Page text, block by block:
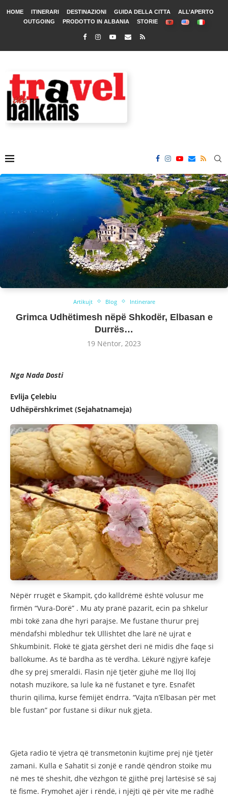
HOME ITINERARI DESTINAZIONI GUIDA DELLA CITTA
ALL’APERTO
OUTGOING
PRODOTTO IN ALBANIA STORIE
Artikujt Blog Intinerare
Grimca Udhëtimesh nëpë Shkodër, Elbasan e
Durrës…
19 Nëntor, 2023
Nga Nada Dosti
Evlija Çelebiu
Udhëpërshkrimet (Sejahatnameja)
Nëpër rrugët e Skampit, çdo kalldrëmë është volusur me
firmën “Vura-Dorë” . Mu aty pranë pazarit, ecin pa shkelur
mbi tokë zana dhe hyri parajse. Me fustane thurur prej
mëndafshi mbledhur tek Ullishtet dhe larë në ujrat e
Shkumbinit. Flokë të gjata gërshet deri në midis dhe faqe si
ballokume. As të bardha as të verdha. Lëkurë ngjyrë kafeje
dhe sy prej smeraldi. Flasin një tjetër gjuhë me lloj lloj
notash muzikore, sa lule ka në fustanet e tyre. Esnafët
thurin qilima, kurse fëmijët ëndrra. “Vajta n’Elbasan për met
ble fustan” por fustane si dikur nuk gjeta.
Gjeta radio të vjetra që transmetonin kujtime prej një tjetër
zamani. Kulla e Sahatit si zonjë e randë qëndron stoike mu
në mes të sheshit, dhe vëzhgon të gjithë prej lartësisë së saj
të fisme. Frymohet ajër i rëndë, i njëjti që për vite me radhë